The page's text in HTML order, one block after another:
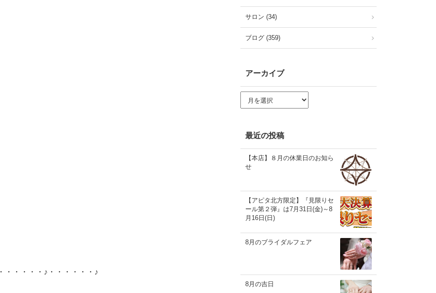
・・・・・♪・・・・・・♪
サロン (34)
ブログ (359)
アーカイブ
ー
ブ
最近の投稿
【本店】８月の休業日のお知ら
せ
【アピタ北方限定】『見限りセ
ール第２弾』は7月31日(金)～8
月16日(日)
8月のブライダルフェア
8月の吉日